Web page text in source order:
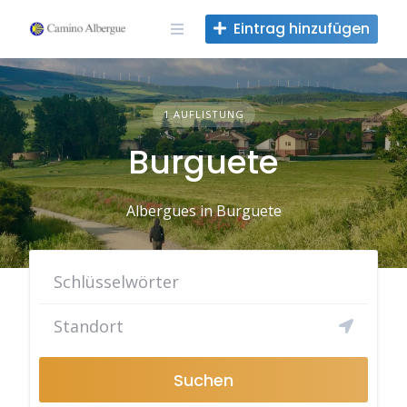
Inhalt
springen
Eintrag hinzufügen
1 AUFLISTUNG
Burguete
Albergues in Burguete
Suchen